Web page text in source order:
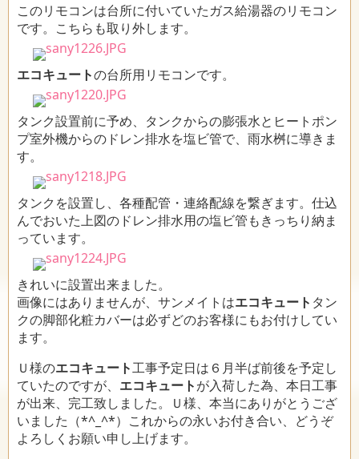
このリモコンは台所に付いていたガス給湯器のリモコン
です。こちらも取り外します。
エコキュートの台所用リモコンです。
タンク設置前に予め、タンクからの膨張水とヒートポン
プ室外機からのドレン排水を塩ビ管で、雨水桝に導きま
す。
タンクを設置し、各種配管・連絡配線を繋ぎます。仕込
んでおいた上図のドレン排水用の塩ビ管もきっちり納ま
っています。
きれいに設置出来ました。
画像にはありませんが、サンメイトはエコキュート タン
クの脚部化粧カバーは必ずどのお客様にもお付けしてい
ます。
Ｕ様のエコキュート工事予定日は６月半ば前後を予定し
ていたのですが、 エコキュートが入荷した為、本日工事
が出来、完工致しました。Ｕ様、本当にありがとうござ
いました（*^_^*）これからの永いお付き合い、どうぞ
よろしくお願い申し上げます。